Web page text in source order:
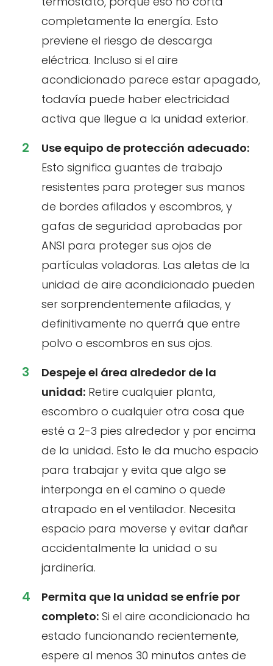
completamente la energía. Esto
previene el riesgo de descarga
eléctrica. Incluso si el aire
acondicionado parece estar apagado,
todavía puede haber electricidad
activa que llegue a la unidad exterior.
Use equipo de protección adecuado:
Esto significa guantes de trabajo
resistentes para proteger sus manos
de bordes afilados y escombros, y
gafas de seguridad aprobadas por
ANSI para proteger sus ojos de
partículas voladoras. Las aletas de la
unidad de aire acondicionado pueden
ser sorprendentemente afiladas, y
definitivamente no querrá que entre
polvo o escombros en sus ojos.
Despeje el área alrededor de la
unidad: Retire cualquier planta,
escombro o cualquier otra cosa que
esté a 2-3 pies alrededor y por encima
de la unidad. Esto le da mucho espacio
para trabajar y evita que algo se
interponga en el camino o quede
atrapado en el ventilador. Necesita
espacio para moverse y evitar dañar
accidentalmente la unidad o su
jardinería.
Permita que la unidad se enfríe por
completo: Si el aire acondicionado ha
estado funcionando recientemente,
espere al menos 30 minutos antes de